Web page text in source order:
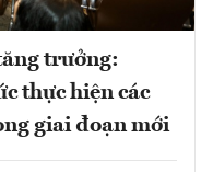
trưởng:
thực hiện các
giai đoạn mới